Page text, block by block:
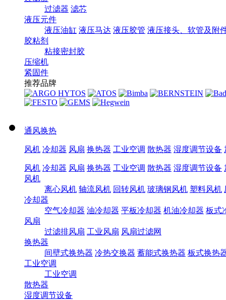
过滤器 滤芯
液压元件
液压油缸 液压马达 液压胶管 液压接头、软管及附
胶粘剂
粘接密封胶
压缩机
紧固件
推荐品牌
通风换热
风机 冷却器 风扇 换热器 工业空调 散热器 湿度调节设备
风机 冷却器 风扇 换热器 工业空调 散热器 湿度调节设备
风机
离心风机 轴流风机 回转风机 玻璃钢风机 塑料风机
冷却器
空气冷却器 油冷却器 平板冷却器 机油冷却器 板式
风扇
过滤排风扇 工业风扇 风扇过滤网
换热器
间壁式换热器 冷热交换器 蓄能式换热器 板式换热
工业空调
工业空调
散热器
湿度调节设备